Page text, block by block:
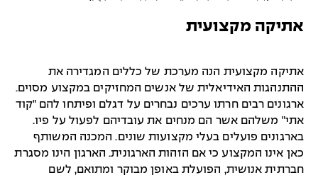
אתיקה מקצועית
אתיקה מקצועית הנה מערכת של כללים המגדירה את
ההתנהגות האידיאלית של אנשים המחזיקים במקצוע מסוים.
ארגונים רבים חרתו ערכים נבחרים על דגלם ופיתחו להם "קוד
אתי" משלהם אשר הם מנחים את עובדיהם לפעול על פיו.
בארגונים פועלים בעלי מקצועות שונים. המכנה המשותף
כאן אינו המקצוע כי אם הזהות הארגונית. הארגון הינו מסגרת
חברתית אנושית, הפועלת באופן מבוקר ומתואם, לשם